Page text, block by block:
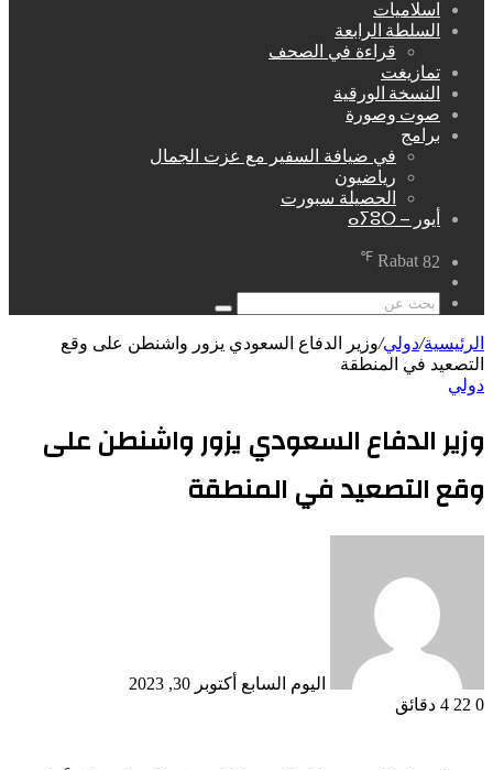
اسلاميات
السلطة الرابعة
قراءة في الصحف
تمازيغت
النسخة الورقية
صوت وصورة
برامج
في ضيافة السفير مع عزت الجمال
رياضيون
الحصيلة سبورت
أيور – ⴰⵢⵓⵔ
Rabat 82
℉
عشوائي
بحث
الرئيسية/دولي/وزير الدفاع السعودي يزور واشنطن على وقع
التصعيد في المنطقة
دولي
وزير الدفاع السعودي يزور واشنطن على
وقع التصعيد في المنطقة
اليوم السابع أكتوبر 30, 2023
0
4 دقائق